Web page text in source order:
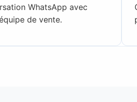
WhatsApp avec
de vente.